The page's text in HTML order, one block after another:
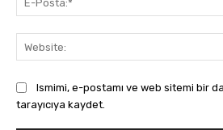
Ismimi, e-postamı ve web sitemi bir
tarayıcıya kaydet.